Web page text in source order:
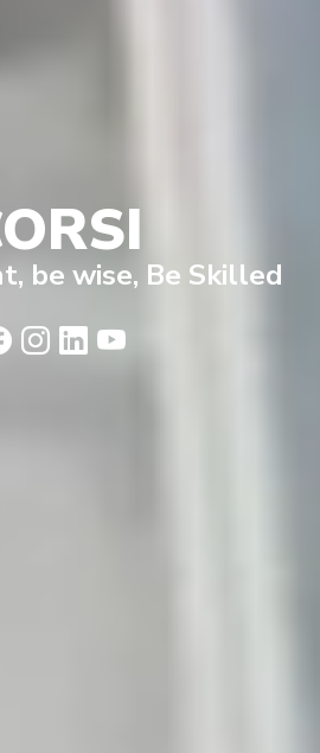
be wise, Be Skilled